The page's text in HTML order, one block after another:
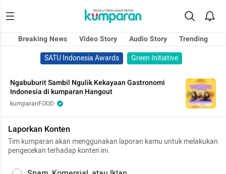
Breaking News Video Story Audio Story
Trending
SATU Indonesia Awards
Green Initiative
Ngabuburit Sambil Ngulik Kekayaan Gastronomi
Indonesia di kumparan Hangout
kumparanFOOD
Laporkan Konten
Tim kumparan akan menggunakan laporan kamu untuk melakukan
pengecekan terhadap konten ini.